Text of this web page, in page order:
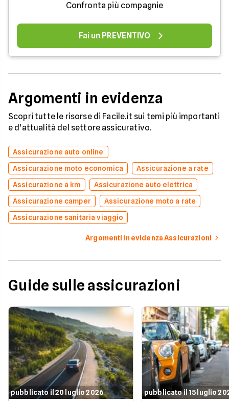
Confronta più compagnie
Fai un PREVENTIVO
Argomenti in evidenza
Scopri tutte le risorse di Facile.it sui temi più importanti
e d'attualità del settore assicurativo.
Assicurazione auto online
Assicurazione moto economica
Assicurazione a rate
Assicurazione a km
Assicurazione auto elettrica
Assicurazione camper
Assicurazione moto a rate
Assicurazione sanitaria viaggio
Argomenti in evidenza Assicurazioni
Guide sulle assicurazioni
pubblicato il 20 luglio 2026 pubblicato il 15 luglio